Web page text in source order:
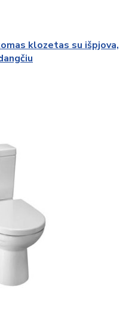
klozetas su išpjova,